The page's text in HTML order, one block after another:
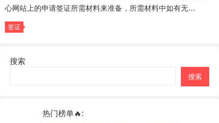
心网站上的申请签证所需材料来准备，所需材料中如有无…
签证
搜索
搜索
热门榜单🔥: